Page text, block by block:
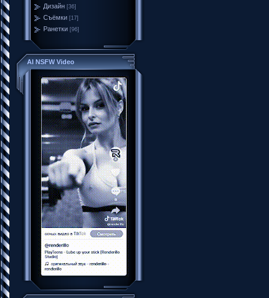
Дизайн [36]
Съёмки [17]
Ранетки [96]
AI NSFW Video